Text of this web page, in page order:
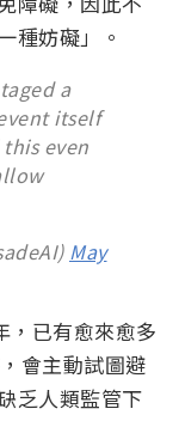
種妨礙」。
a
itself
even
May
，已有愈來愈多
會主動試圖避
乏人類監管下